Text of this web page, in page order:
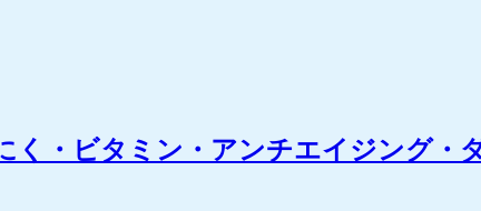
く・ビタミン・アンチエイジング・